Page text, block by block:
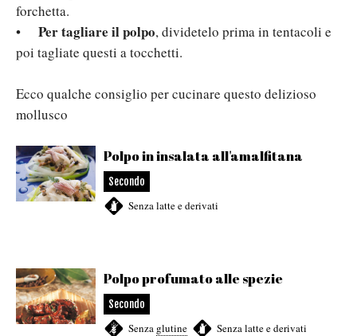
forchetta.
•
Per tagliare il polpo, dividetelo prima in tentacoli e
poi tagliate questi a tocchetti.
Ecco qualche consiglio per cucinare questo delizioso
mollusco
Polpo in insalata all'amalfitana
Secondo
Senza latte e derivati
Polpo profumato alle spezie
Secondo
Senza glutine Senza latte e derivati